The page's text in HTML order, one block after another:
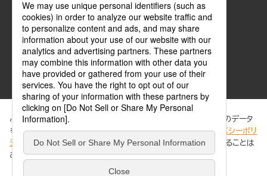
ABJマークは、この電子書店・電子書籍配信サービスが、著作権者からコンテンツ使用許諾を
得た正規版配信サービスであることを示す登録商標(登録番号 第6091713号)です。
ABJマークの詳細、ABJマークを掲示しているサービスの一覧はこちら。
ぶんか社が運営するサイトでは、利便性向上のためにCookie等のデータ
を使用しています。 当社のCookieについての詳細は、「プライバシーポリ
シー
」をご覧ください。当サイトでは、訪問者の個人情報を追跡することは
ありません。